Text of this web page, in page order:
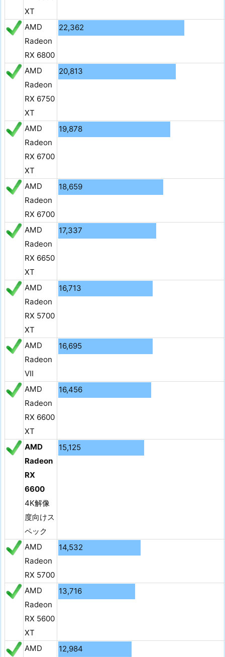
XT
AMD
Radeon
RX 6800
22,362
AMD
Radeon
RX 6750
XT
20,813
AMD
Radeon
RX 6700
XT
19,878
AMD
Radeon
RX 6700
18,659
AMD
Radeon
RX 6650
XT
17,337
AMD
Radeon
RX 5700
XT
16,713
AMD
Radeon
VII
16,695
AMD
Radeon
RX 6600
XT
16,456
AMD
Radeon
RX
6600
4K解像
度向けス
ペック
15,125
AMD
Radeon
RX 5700
14,532
AMD
Radeon
RX 5600
XT
13,716
AMD
12,984